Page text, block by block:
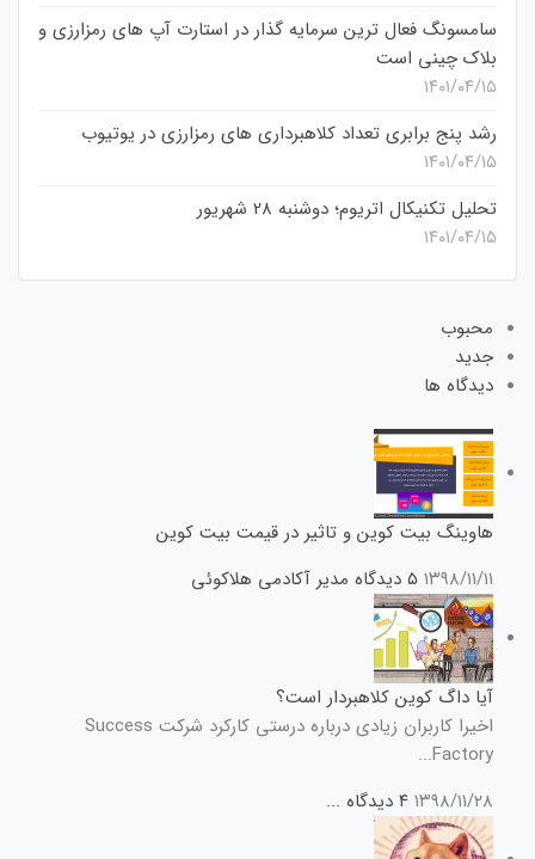
سامسونگ فعال‌ ترین سرمایه‌ گذار در استارت‌ آپ‌ های رمزارزی و
بلاک چینی است
۱۴۰۱/۰۴/۱۵
رشد پنج برابری تعداد کلاهبرداری های رمزارزی در یوتیوب
۱۴۰۱/۰۴/۱۵
تحلیل تکنیکال اتریوم؛ دوشنبه 28 شهریور
۱۴۰۱/۰۴/۱۵
محبوب
جدید
دیدگاه ها
هاوینگ بیت کوین و تاثیر در قیمت بیت کوین
۱۳۹۸/۱۱/۱۱ ۵ دیدگاه مدیر آکادمی هلاکوئی
آیا داگ کوین کلاهبردار است؟
اخیرا کاربران زیادی درباره درستی کارکرد شرکت Success
Factory...
۱۳۹۸/۱۱/۲۸ ۴ دیدگاه ...